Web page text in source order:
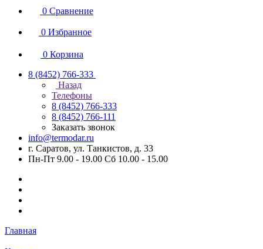
0 Сравнение
0 Избранное
0 Корзина
8 (8452) 766-333
Назад
Телефоны
8 (8452) 766-333
8 (8452) 766-111
Заказать звонок
info@termodar.ru
г. Саратов, ул. Танкистов, д. 33
Пн-Пт 9.00 - 19.00 Сб 10.00 - 15.00
Главная